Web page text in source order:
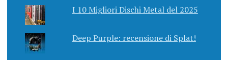
I 10 Migliori Dischi Metal del 2025
Deep Purple: recensione di Splat!